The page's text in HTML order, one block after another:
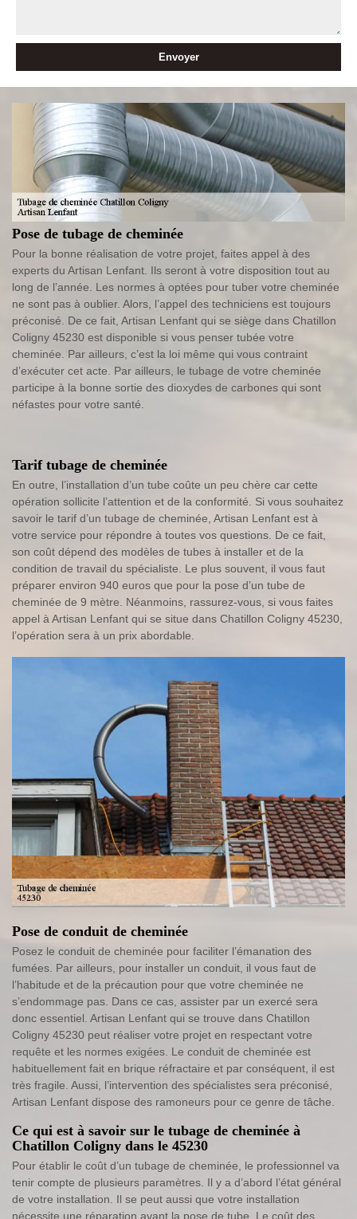
Pose de tubage de cheminée
Pour la bonne réalisation de votre projet, faites appel à des
experts du Artisan Lenfant. Ils seront à votre disposition tout au
long de l’année. Les normes à optées pour tuber votre cheminée
ne sont pas à oublier. Alors, l’appel des techniciens est toujours
préconisé. De ce fait, Artisan Lenfant qui se siège dans Chatillon
Coligny 45230 est disponible si vous penser tubée votre
cheminée. Par ailleurs, c’est la loi même qui vous contraint
d’exécuter cet acte. Par ailleurs, le tubage de votre cheminée
participe à la bonne sortie des dioxydes de carbones qui sont
néfastes pour votre santé.
Tarif tubage de cheminée
En outre, l’installation d’un tube coûte un peu chère car cette
opération sollicite l’attention et de la conformité. Si vous souhaitez
savoir le tarif d’un tubage de cheminée, Artisan Lenfant est à
votre service pour répondre à toutes vos questions. De ce fait,
son coût dépend des modèles de tubes à installer et de la
condition de travail du spécialiste. Le plus souvent, il vous faut
préparer environ 940 euros que pour la pose d’un tube de
cheminée de 9 mètre. Néanmoins, rassurez-vous, si vous faites
appel à Artisan Lenfant qui se situe dans Chatillon Coligny 45230,
l’opération sera à un prix abordable.
Pose de conduit de cheminée
Posez le conduit de cheminée pour faciliter l’émanation des
fumées. Par ailleurs, pour installer un conduit, il vous faut de
l’habitude et de la précaution pour que votre cheminée ne
s’endommage pas. Dans ce cas, assister par un exercé sera
donc essentiel. Artisan Lenfant qui se trouve dans Chatillon
Coligny 45230 peut réaliser votre projet en respectant votre
requête et les normes exigées. Le conduit de cheminée est
habituellement fait en brique réfractaire et par conséquent, il est
très fragile. Aussi, l’intervention des spécialistes sera préconisé,
Artisan Lenfant dispose des ramoneurs pour ce genre de tâche.
Ce qui est à savoir sur le tubage de cheminée à
Chatillon Coligny dans le 45230
Pour établir le coût d’un tubage de cheminée, le professionnel va
tenir compte de plusieurs paramètres. Il y a d’abord l’état général
de votre installation. Il se peut aussi que votre installation
nécessite une réparation avant la pose de tube. Le coût des